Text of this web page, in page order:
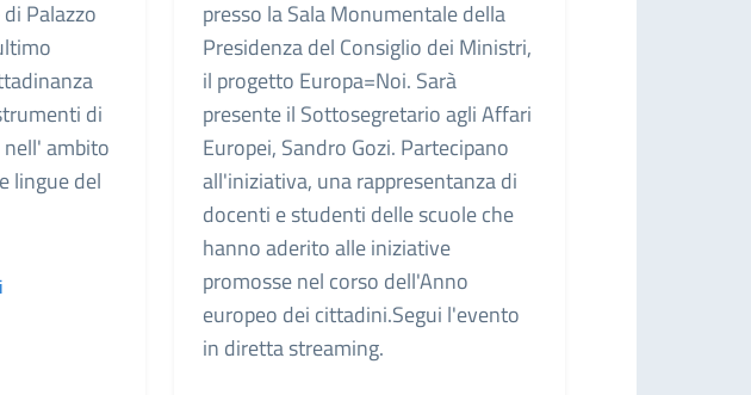
Palazzo
di
ambito
lingue del
presso la Sala Monumentale della
Presidenza del Consiglio dei Ministri,
il progetto Europa=Noi. Sarà
presente il Sottosegretario agli Affari
Europei, Sandro Gozi. Partecipano
all'iniziativa, una rappresentanza di
docenti e studenti delle scuole che
hanno aderito alle iniziative
promosse nel corso dell'Anno
europeo dei cittadini.Segui l'evento
in diretta streaming.